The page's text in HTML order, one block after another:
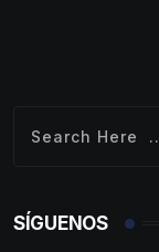
SÍGUENOS